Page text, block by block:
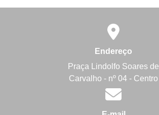
Endereço
Praça Lindolfo Soares de
Carvalho - nº 04 - Centro